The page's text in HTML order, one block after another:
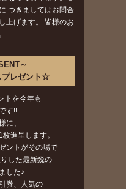
つきましてはお問合
上げます。 皆様のお
～
プレゼント☆
トを今年も
す!!
に、
進呈します。
ントがその場で
した最新鋭の
した♪
券、人気の